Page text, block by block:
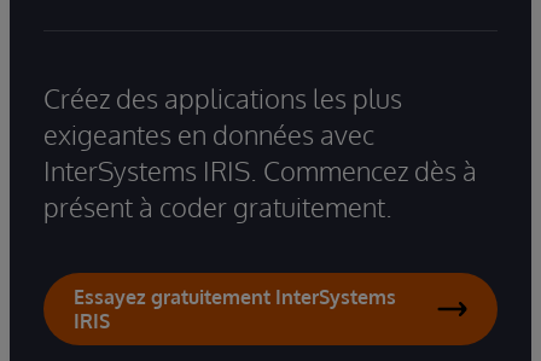
Créez des applications les plus
exigeantes en données avec
InterSystems IRIS. Commencez dès à
présent à coder gratuitement.
Essayez gratuitement InterSystems
IRIS